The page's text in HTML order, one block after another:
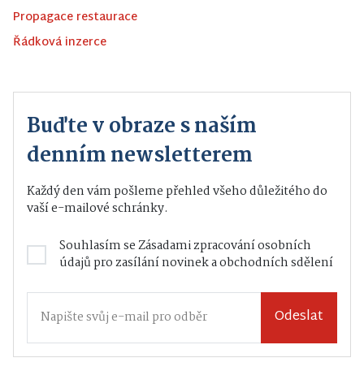
Propagace restaurace
Řádková inzerce
Buďte v obraze s naším
denním newsletterem
Každý den vám pošleme přehled všeho důležitého do
vaší e-mailové schránky.
Souhlasím seZásadami zpracování osobních
údajůpro zasílání novinek a obchodních sdělení
Odeslat